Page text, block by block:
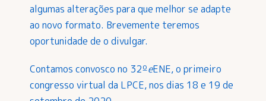
algumas alterações para que melhor se adapte
ao novo formato. Brevemente teremos
oportunidade de o divulgar.
Contamos convosco no 32ºeENE, o primeiro
congresso virtual da LPCE, nos dias 18 e 19 de